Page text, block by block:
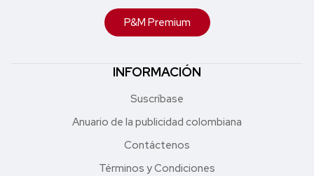
P&M Premium
INFORMACIÓN
Suscríbase
Anuario de la publicidad colombiana
Contáctenos
Términos y Condiciones